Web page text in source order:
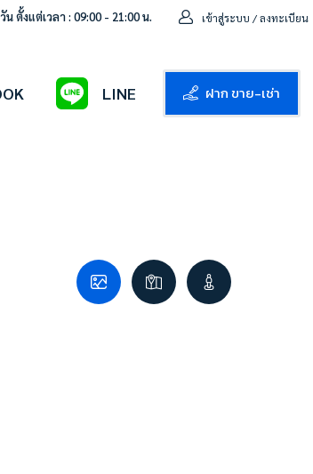
ตั้งแต่เวลา : 09:00 - 21:00 น. เข้าสู่ระบบ / ลงทะเบียน
LINE ฝาก ขาย-เช่า